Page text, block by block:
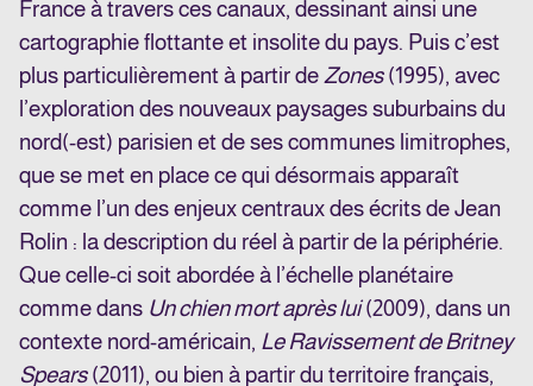
France à travers ces canaux, dessinant ainsi une
cartographie flottante et insolite du pays. Puis c’est
plus particulièrement à partir de Zones(1995), avec
l’exploration des nouveaux paysages suburbains du
nord(-est) parisien et de ses communes limitrophes,
que se met en place ce qui désormais apparaît
comme l’un des enjeux centraux des écrits de Jean
Rolin : la description du réel à partir de la périphérie.
Que celle-ci soit abordée à l’échelle planétaire
comme dans Un chien mort après lui(2009), dans un
contexte nord-américain, Le Ravissement de Britney
Spears(2011), ou bien à partir du territoire français,